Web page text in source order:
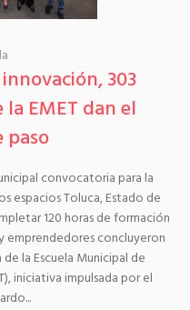
303
EMET dan el
paso
convocatoria para la
espacios Toluca, Estado de
120 horas de formación
emprendedores concluyeron
la Escuela Municipal de
iniciativa impulsada por el